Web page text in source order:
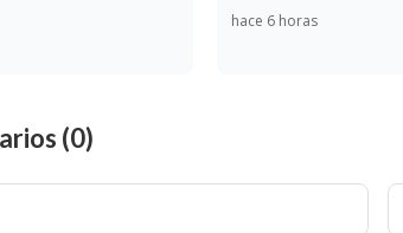
hace 6 horas
(0)